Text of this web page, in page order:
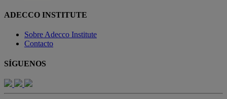
ADECCO INSTITUTE
Sobre Adecco Institute
Contacto
SÍGUENOS